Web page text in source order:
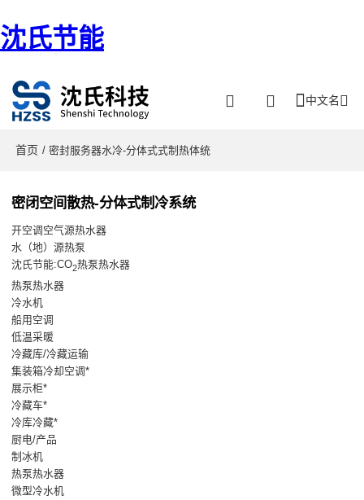
沈氏节能
中文名
首页 / 密封服务器水冷-分体式式制热体统
密闭空间散热-分体式制冷系统
开空调空气源热水器
水（地）源热泵
沈氏节能:CO2热泵热水器
热泵热水器
冷水机
船用空调
低温采暖
冷藏库/冷藏运输
集装箱冷却空调*
展示柜*
冷藏车*
冷库冷藏*
厨电/产品
制冰机
热泵热水器
微型冷水机